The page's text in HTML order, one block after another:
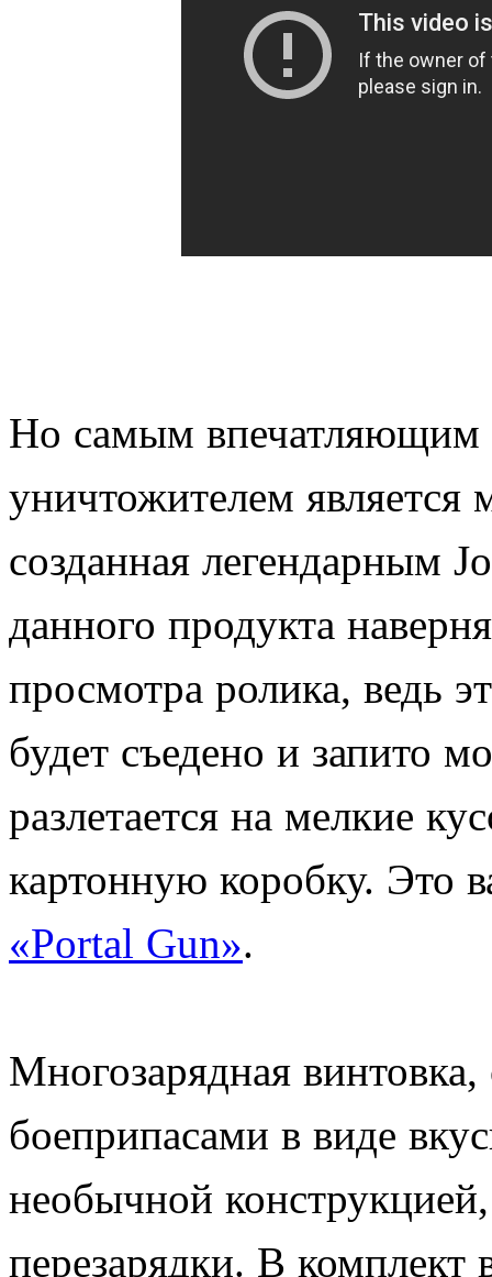
Но самым впечатляющим
уничтожителем является
созданная легендарным
данного продукта
просмотра ролика, ведь
будет съедено и запито
разлетается на мелкие
картонную коробку. Это
«Portal Gun».
Многозарядная
боеприпасами в виде
необычной
перезарядки. В комплект